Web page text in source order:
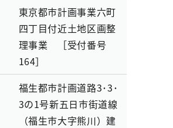
東京都市計画事業六町
四丁目付近土地区画整
理事業 ［受付番号
164］
福生都市計画道路3･3･
3の1号新五日市街道線
（福生市大字熊川）建